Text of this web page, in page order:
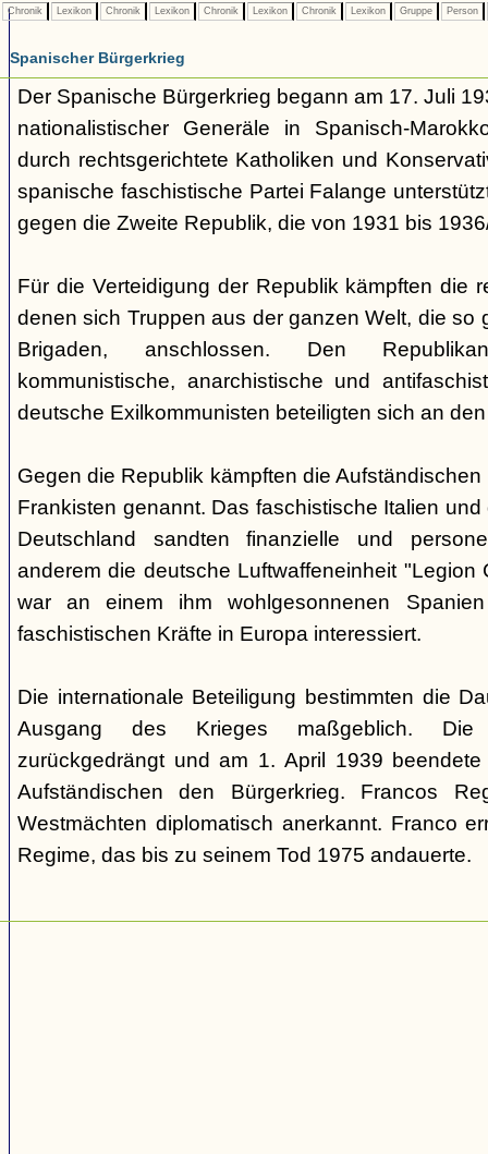
Chronik Lexikon Chronik Lexikon Chronik Lexikon Chronik Lexikon Gruppe Person
Spanischer Bürgerkrieg
Der Spanische Bürgerkrieg begann am 17. Juli
nationalistischer Generäle in Spanisch-
durch rechtsgerichtete Katholiken und
spanische faschistische Partei Falange
gegen die Zweite Republik, die von 1931 bis
Für die Verteidigung der Republik kämpften die
denen sich Truppen aus der ganzen Welt, die so
Brigaden, anschlossen. Den
kommunistische, anarchistische und
deutsche Exilkommunisten beteiligten sich an
Gegen die Republik kämpften die
Frankisten genannt. Das faschistische Italien
Deutschland sandten finanzielle und
anderem die deutsche Luftwaffeneinheit "Legion
war an einem ihm wohlgesonnenen
faschistischen Kräfte in Europa interessiert.
Die internationale Beteiligung bestimmten die
Ausgang des Krieges maßgeblich. Die
zurückgedrängt und am 1. April 1939
Aufständischen den Bürgerkrieg. Francos
Westmächten diplomatisch anerkannt. Franco
Regime, das bis zu seinem Tod 1975 andauerte.